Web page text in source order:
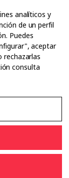
analíticos y
de un perfil
Puedes
aceptar
rechazarlas
consulta